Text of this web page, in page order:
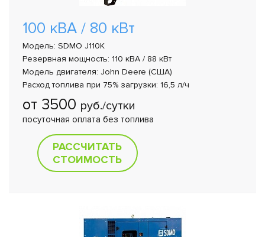
100 кВА / 80 кВт
Модель: SDMO J110K
Резервная мощность: 110 кВА / 88 кВт
Модель двигателя: John Deere (США)
Расход топлива при 75% загрузки: 16,5 л/ч
от 3500 руб./сутки
посуточная оплата без топлива
РАССЧИТАТЬ
СТОИМОСТЬ